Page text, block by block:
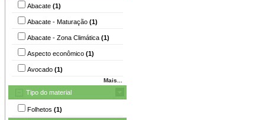
Abacate (1)
Abacate - Maturação (1)
Abacate - Zona Climática (1)
Aspecto econômico (1)
Avocado (1)
Mais...
Tipo do material
Folhetos (1)